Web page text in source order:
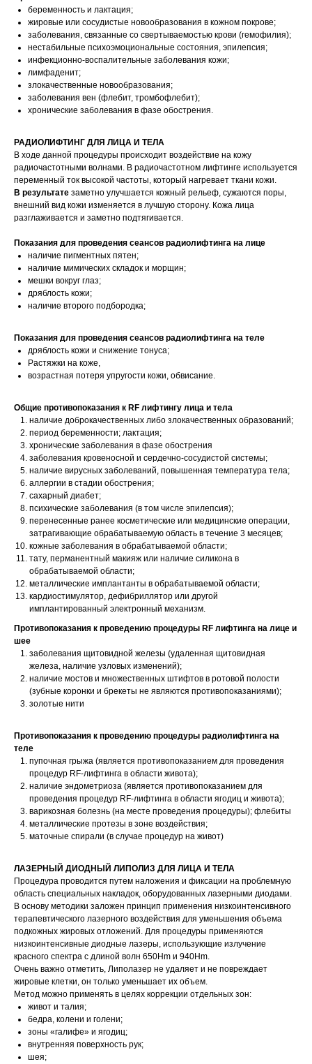
беременность и лактация;
жировые или сосудистые новообразования в кожном покрове;
заболевания, связанные со свертываемостью крови (гемофилия);
нестабильные психоэмоциональные состояния, эпилепсия;
инфекционно-воспалительные заболевания кожи;
лимфаденит;
злокачественные новообразования;
заболевания вен (флебит, тромбофлебит);
хронические заболевания в фазе обострения.
РАДИОЛИФТИНГ ДЛЯ ЛИЦА И ТЕЛА
В ходе данной процедуры происходит воздействие на кожу
радиочастотными волнами. В радиочастотном лифтинге используется
переменный ток высокой частоты, который нагревает ткани кожи.
В результате заметно улучшается кожный рельеф, сужаются поры,
внешний вид кожи изменяется в лучшую сторону. Кожа лица
разглаживается и заметно подтягивается.
Показания для проведения сеансов радиолифтинга на лице
наличие пигментных пятен;
наличие мимических складок и морщин;
мешки вокруг глаз;
дряблость кожи;
наличие второго подбородка;
Показания для проведения сеансов радиолифтинга на теле
дряблость кожи и снижение тонуса;
Растяжки на коже,
возрастная потеря упругости кожи, обвисание.
Общие противопоказания к RF лифтингу лица и тела
наличие доброкачественных либо злокачественных образований;
период беременности; лактация;
хронические заболевания в фазе обострения
заболевания кровеносной и сердечно-сосудистой системы;
наличие вирусных заболеваний, повышенная температура тела;
аллергии в стадии обострения;
сахарный диабет;
психические заболевания (в том числе эпилепсия);
перенесенные ранее косметические или медицинские операции,
затрагивающие обрабатываемую область в течение 3 месяцев;
кожные заболевания в обрабатываемой области;
тату, перманентный макияж или наличие силикона в
обрабатываемой области;
металлические имплантанты в обрабатываемой области;
кардиостимулятор, дефибриллятор или другой
имплантированный электронный механизм.
Противопоказания к проведению процедуры RF лифтинга на лице и
шее
заболевания щитовидной железы (удаленная щитовидная
железа, наличие узловых изменений);
наличие мостов и множественных штифтов в ротовой полости
(зубные коронки и брекеты не являются противопоказаниями);
золотые нити
Противопоказания к проведению процедуры радиолифтинга на
теле
пупочная грыжа (является противопоказанием для проведения
процедур RF-лифтинга в области живота);
наличие эндометриоза (является противопоказанием для
проведения процедур RF-лифтинга в области ягодиц и живота);
варикозная болезнь (на месте проведения процедуры); флебиты
металлические протезы в зоне воздействия;
маточные спирали (в случае процедур на живот)
ЛАЗЕРНЫЙ ДИОДНЫЙ ЛИПОЛИЗ ДЛЯ ЛИЦА И ТЕЛА
Процедура проводится путем наложения и фиксации на проблемную
область специальных накладок, оборудованных лазерными диодами.
В основу методики заложен принцип применения низкоинтенсивного
терапевтического лазерного воздействия для уменьшения объема
подкожных жировых отложений. Для процедуры применяются
низкоинтенсивные диодные лазеры, использующие излучение
красного спектра c длиной волн 650Hm и 940Hm.
Очень важно отметить, Липолазер не удаляет и не повреждает
жировые клетки, он только уменьшает их объем.
Метод можно применять в целях коррекции отдельных зон:
живот и талия;
бедра, колени и голени;
зоны «галифе» и ягодиц;
внутренняя поверхность рук;
шея;